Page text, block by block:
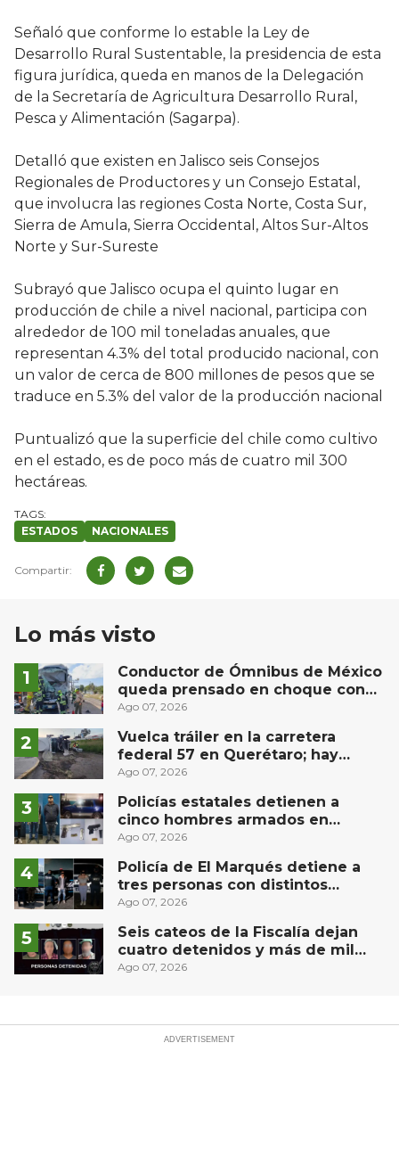
Señaló que conforme lo estable la Ley de
Desarrollo Rural Sustentable, la presidencia de esta
figura jurídica, queda en manos de la Delegación
de la Secretaría de Agricultura Desarrollo Rural,
Pesca y Alimentación (Sagarpa).
Detalló que existen en Jalisco seis Consejos
Regionales de Productores y un Consejo Estatal,
que involucra las regiones Costa Norte, Costa Sur,
Sierra de Amula, Sierra Occidental, Altos Sur-Altos
Norte y Sur-Sureste
Subrayó que Jalisco ocupa el quinto lugar en
producción de chile a nivel nacional, participa con
alrededor de 100 mil toneladas anuales, que
representan 4.3% del total producido nacional, con
un valor de cerca de 800 millones de pesos que se
traduce en 5.3% del valor de la producción nacional
Puntualizó que la superficie del chile como cultivo
en el estado, es de poco más de cuatro mil 300
hectáreas.
ESTADOS NACIONALES
Lo más visto
Conductor de Ómnibus de México
queda prensado en choque con
materialista en San Juan del Río
Ago 07, 2026
Vuelca tráiler en la carretera
federal 57 en Querétaro; hay
derrame de combustible
Ago 07, 2026
Policías estatales detienen a
cinco hombres armados en
Puebla capital
Ago 07, 2026
Policía de El Marqués detiene a
tres personas con distintos
narcóticos
Ago 07, 2026
Seis cateos de la Fiscalía dejan
cuatro detenidos y más de mil
dosis aseguradas en Querétaro
Ago 07, 2026